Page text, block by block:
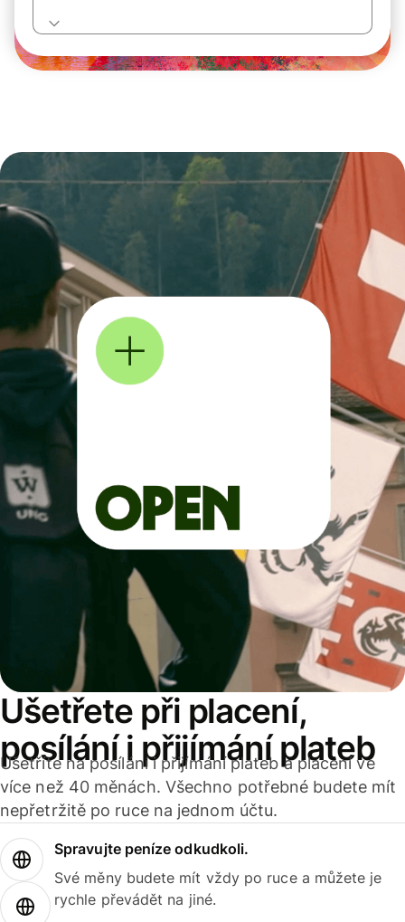
Ušetřete při placení,
posílání i přijímání plateb
Ušetříte na posílání i přijímání plateb a placení ve
více než 40 měnách. Všechno potřebné budete mít
nepřetržitě po ruce na jednom účtu.
Spravujte peníze odkudkoli.
Své měny budete mít vždy po ruce a můžete je
rychle převádět na jiné.